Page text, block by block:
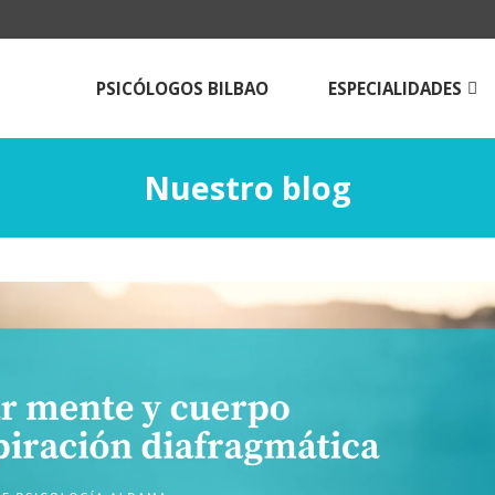
PSICÓLOGOS BILBAO ESPECIALIDADES
Psicólogos para adultos
Psicología online
Psicológica a Distancia
Nuestro blog